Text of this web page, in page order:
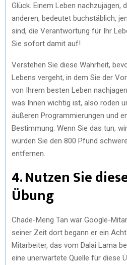
Glück. Einem Leben nachzujagen,
anderen, bedeutet buchstäblich,
sind, die Verantwortung für Ihr
Sie sofort damit auf!
Verstehen Sie diese Wahrheit,
Lebens vergeht, in dem Sie der
von Ihrem besten Leben
was Ihnen wichtig ist, also roden
äußeren Programmierungen und
Bestimmung. Wenn Sie das tun,
würden Sie den 800 Pfund
entfernen.
4. Nutzen Sie
Übung
Chade-Meng Tan war Google-
seiner Zeit dort begann er ein
Mitarbeiter, das vom Dalai Lama
eine unerwartete Quelle für diese